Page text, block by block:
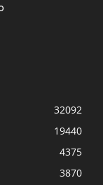
32092
19440
4375
3870